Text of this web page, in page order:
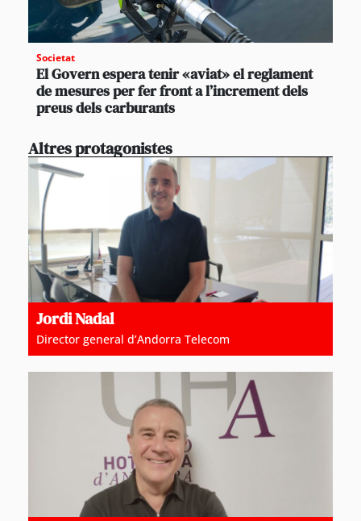
Societat
El Govern espera tenir «aviat» el reglament
de mesures per fer front a l’increment dels
preus dels carburants
Altres protagonistes
Jordi Nadal
Director general d’Andorra Telecom